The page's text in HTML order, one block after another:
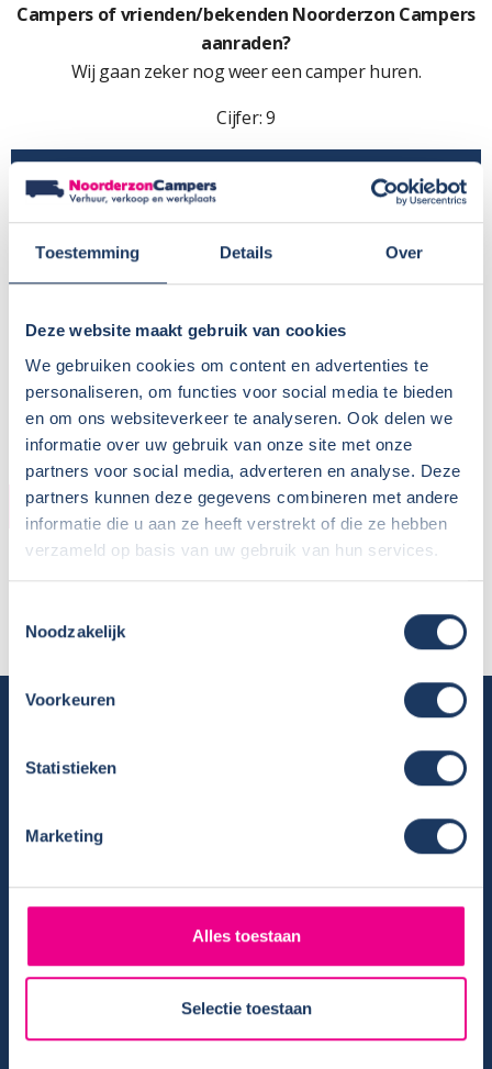
Toestemming Details Over
Deze website maakt gebruik van cookies
We gebruiken cookies om content en advertenties te
personaliseren, om functies voor social media te bieden
en om ons websiteverkeer te analyseren. Ook delen we
informatie over uw gebruik van onze site met onze
partners voor social media, adverteren en analyse. Deze
partners kunnen deze gegevens combineren met andere
informatie die u aan ze heeft verstrekt of die ze hebben
verzameld op basis van uw gebruik van hun services.
Noodzakelijk
Voorkeuren
Statistieken
Marketing
Alles toestaan
Selectie toestaan
Campers of vrienden/bekenden Noorderzon Campers
aanraden?
Wij gaan zeker nog weer een camper huren.
Cijfer: 9
HUURDER
Naam:
Aeilko
Plaats / Provincie: Finsterwolde Groningen
Gratis E-book – Tig Vragen en Antwoorden over het Huren van
Verhuurinformatie
Ervaringen van huurders
Reiservaring delen